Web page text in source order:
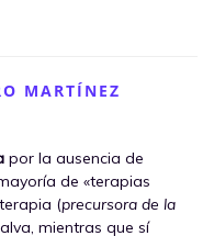
MARTÍNEZ
por la ausencia de
de «terapias
(precursora de la
mientras que sí